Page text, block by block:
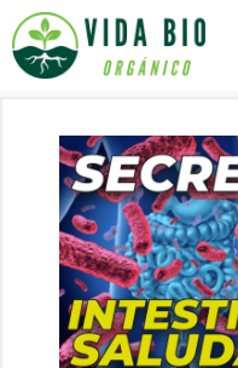
Saltar
al
contenido